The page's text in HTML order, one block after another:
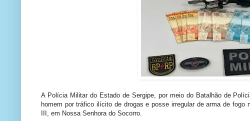
A Polícia Militar do Estado de Sergipe, por meio do Batalhão de
homem por tráfico ilícito de drogas e posse irregular de arma de fogo
III, em Nossa Senhora do Socorro.